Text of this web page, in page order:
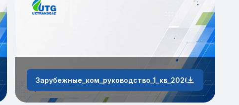
Зарубежные_ком_руководство_1_кв_2026_г